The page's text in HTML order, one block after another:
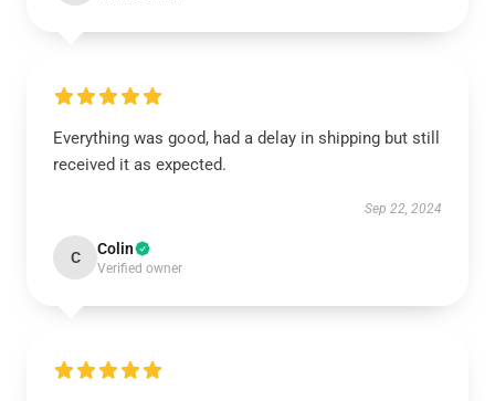
Everything was good, had a delay in shipping but still
received it as expected.
Sep 22, 2024
C Colin
Verified owner